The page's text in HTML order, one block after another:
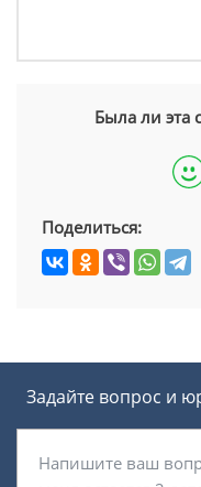
Была ли эта
Поделиться:
Задайте вопрос и